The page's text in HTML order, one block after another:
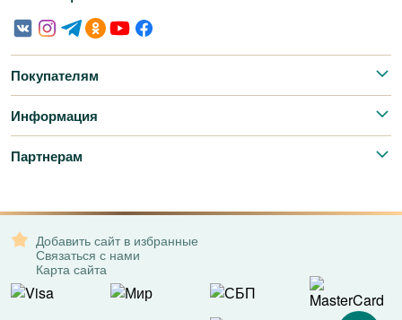
Покупателям
Информация
Партнерам
Добавить сайт в избранные
Связаться с нами
Карта сайта